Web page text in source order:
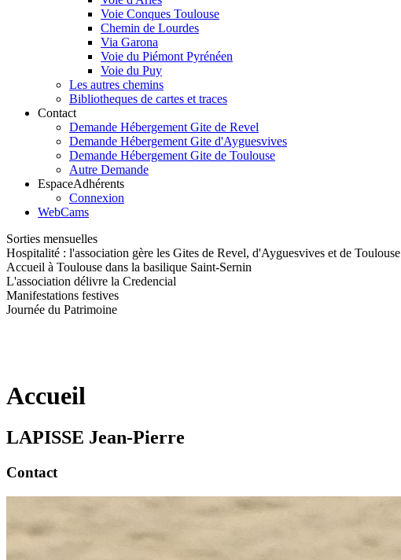
Voie Conques Toulouse
Chemin de Lourdes
Via Garona
Voie du Piémont Pyrénéen
Voie du Puy
Les autres chemins
Bibliotheques de cartes et traces
Contact
Demande Hébergement Gite de Revel
Demande Hébergement Gite d'Ayguesvives
Demande Hébergement Gite de Toulouse
Autre Demande
EspaceAdhérents
Connexion
WebCams
Sorties mensuelles
Hospitalité : l'association gère les Gites de Revel, d'Ayguesvives et de Toulouse
Accueil à Toulouse dans la basilique Saint-Sernin
L'association délivre la Credencial
Manifestations festives
Journée du Patrimoine
Accueil
LAPISSE Jean-Pierre
Contact